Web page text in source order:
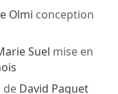
Olmi conception
Suel mise en
de David Paquet